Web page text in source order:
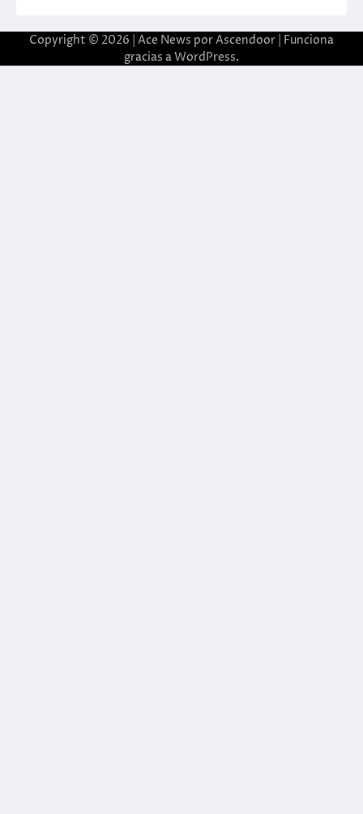
Copyright © 2026 | Ace News porAscendoor | Funciona
gracias aWordPress.